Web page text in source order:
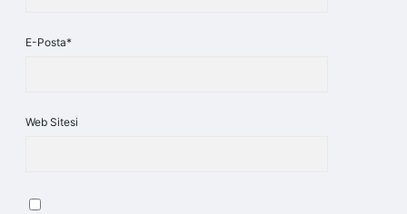
E-Posta*
Web Sitesi